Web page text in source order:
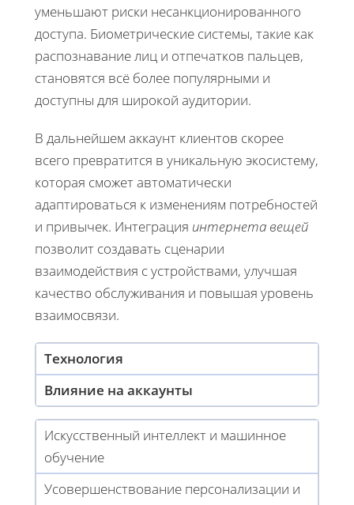
уменьшают риски несанкционированного
доступа. Биометрические системы, такие как
распознавание лиц и отпечатков пальцев,
становятся всё более популярными и
доступны для широкой аудитории.
В дальнейшем аккаунт клиентов скорее
всего превратится в уникальную экосистему,
которая сможет автоматически
адаптироваться к изменениям потребностей
и привычек. Интеграция интернета вещей
позволит создавать сценарии
взаимодействия с устройствами, улучшая
качество обслуживания и повышая уровень
взаимосвязи.
Технология
Влияние на аккаунты
Искусственный интеллект и машинное
обучение
Усовершенствование персонализации и